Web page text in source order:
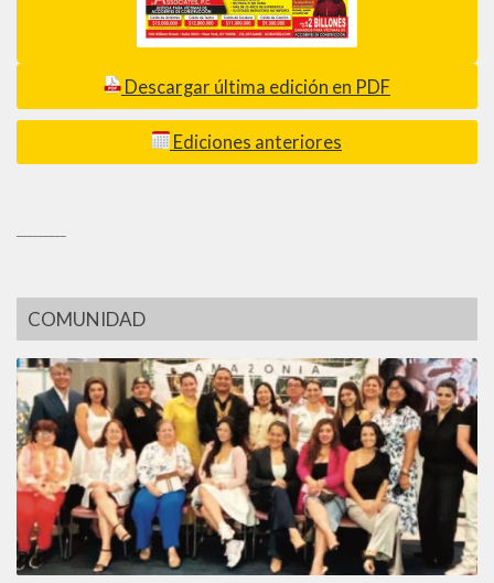
Descargar última edición en PDF
Ediciones anteriores
COMUNIDAD